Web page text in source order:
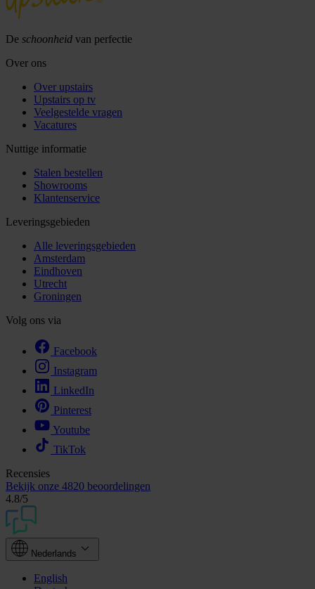
De schoonheid van perfectie
Over ons
Over upstairs
Upstairs op tv
Veelgestelde vragen
Vacatures
Nuttige informatie
Stalen bestellen
Showrooms
Klantenservice
Leveringsgebieden
Alle leveringsgebieden
Amsterdam
Eindhoven
Utrecht
Groningen
Volg ons via
Facebook
Instagram
LinkedIn
Pinterest
Youtube
TikTok
Recensies
Bekijk onze 4820 beoordelingen
4.8/5
Nederlands
English